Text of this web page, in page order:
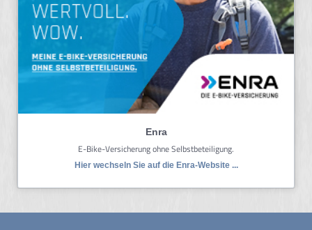
Enra
E-Bike-Versicherung ohne Selbstbeteiligung.
Hier wechseln Sie auf die Enra-Website ...